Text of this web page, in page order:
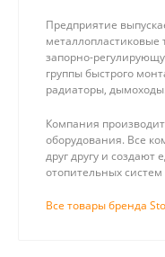
Предприятие
запорно-
группы быстрого
радиаторы, дымоходы.
Компания
оборудования. Все
друг другу и создают
отопительных
Все товары бренда